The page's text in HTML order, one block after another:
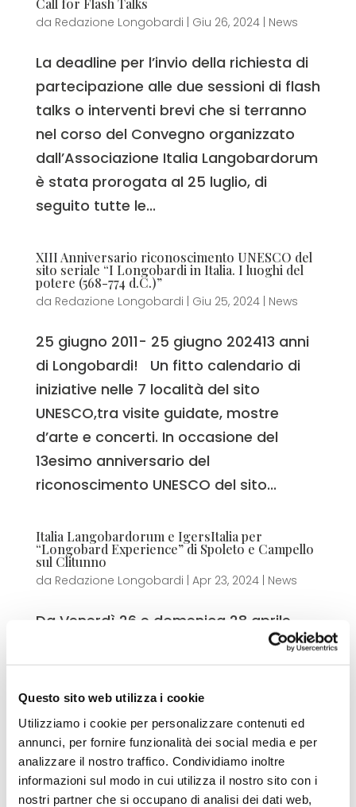
Questo sito web utilizza i cookie
Utilizziamo i cookie per personalizzare contenuti ed
annunci, per fornire funzionalità dei social media e per
analizzare il nostro traffico. Condividiamo inoltre
informazioni sul modo in cui utilizza il nostro sito con i
nostri partner che si occupano di analisi dei dati web,
da Redazione Longobardi | Giu 26, 2024| News
La deadline per l’invio della richiesta di
partecipazione alle due sessioni di flash
talks o interventi brevi che si terranno
nel corso del Convegno organizzato
dall’Associazione Italia Langobardorum
è stata prorogata al 25 luglio, di
seguito tutte le...
XIII Anniversario riconoscimento UNESCO del
sito seriale “I Longobardi in Italia. I luoghi del
potere (568-774 d.C.)”
da Redazione Longobardi | Giu 25, 2024| News
25 giugno 2011- 25 giugno 202413 anni
di Longobardi! Un fitto calendario di
iniziative nelle 7 località del sito
UNESCO,tra visite guidate, mostre
d’arte e concerti. In occasione del
13esimo anniversario del
riconoscimento UNESCO del sito...
Italia Langobardorum e IgersItalia per
“Longobard Experience” di Spoleto e Campello
sul Clitunno
da Redazione Longobardi | Apr 23, 2024| News
Da Venerdì 26 e domenica 28 aprile
2024, si svolgerà la sesta, ed ultima,
Longobard Experience, iniziativa
digitale promossa in partnership tra
IgersItalia, l’Associazione Italia
Langobardorum, il Comune di Spoleto
ed il Comune di Campello sul Clitunno
allo scopo di...